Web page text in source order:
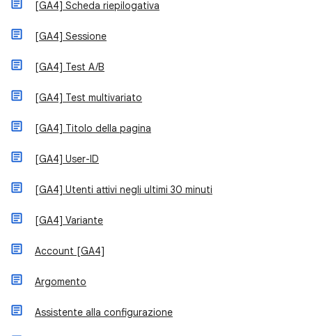
[GA4] Scheda riepilogativa
[GA4] Sessione
[GA4] Test A/B
[GA4] Test multivariato
[GA4] Titolo della pagina
[GA4] User-ID
[GA4] Utenti attivi negli ultimi 30 minuti
[GA4] Variante
Account [GA4]
Argomento
Assistente alla configurazione